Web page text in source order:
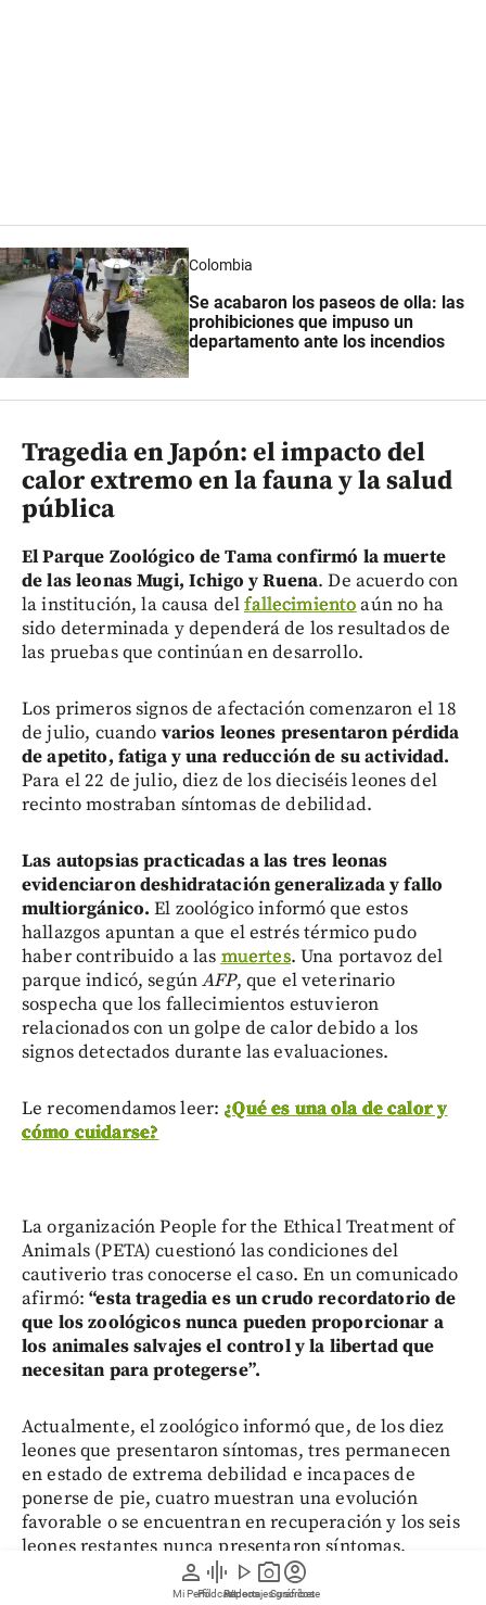
person
Mi Perfil
graphic_eq
Pódcast
play_arrow
Videos
photo_camera
Reportajes gráficos
account_circle
Suscríbete
Colombia
Se acabaron los paseos de olla: las
prohibiciones que impuso un
departamento ante los incendios
Tragedia en Japón: el impacto del
calor extremo en la fauna y la salud
pública
El Parque Zoológico de Tama confirmó la muerte
de las leonas Mugi, Ichigo y Ruena. De acuerdo con
la institución, la causa delfallecimientoaún no ha
sido determinada y dependerá de los resultados de
las pruebas que continúan en desarrollo.
Los primeros signos de afectación comenzaron el 18
de julio, cuando varios leones presentaron pérdida
de apetito, fatiga y una reducción de su actividad.
Para el 22 de julio, diez de los dieciséis leones del
recinto mostraban síntomas de debilidad.
Las autopsias practicadas a las tres leonas
evidenciaron deshidratación generalizada y fallo
multiorgánico. El zoológico informó que estos
hallazgos apuntan a que el estrés térmico pudo
haber contribuido a las muertes. Una portavoz del
parque indicó, segúnAFP, que el veterinario
sospecha que los fallecimientos estuvieron
relacionados con un golpe de calor debido a los
signos detectados durante las evaluaciones.
Le recomendamos leer: ¿Qué es una ola de calor y
cómo cuidarse?
La organización People for the Ethical Treatment of
Animals (PETA) cuestionó las condiciones del
cautiverio tras conocerse el caso. En un comunicado
afirmó:“esta tragedia es un crudo recordatorio de
que los zoológicos nunca pueden proporcionar a
los animales salvajes el control y la libertad que
necesitan para protegerse”.
Actualmente, el zoológico informó que, de los diez
leones que presentaron síntomas, tres permanecen
en estado de extrema debilidad e incapaces de
ponerse de pie, cuatro muestran una evolución
favorable o se encuentran en recuperación y los seis
leones restantes nunca presentaron síntomas.